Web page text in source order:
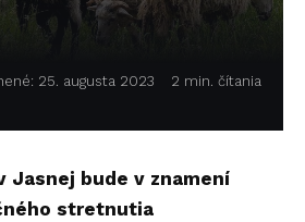
25. augusta 2023 2 min. čítania
Jasnej bude v znamení
stretnutia